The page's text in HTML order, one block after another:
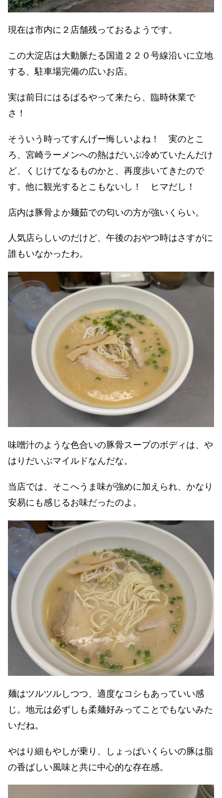
現在は市内に２店舗残っておるようです。
この大淀店は大動脈たる国道２２０号線沿いに立地
する、駐車場完備の広いお店。
実は前日にはるばるやって来たら、臨時休業で
さ！
そういう時ってすんげー悔しいよね！ 実のとこ
ろ、宮崎ラーメンへの熱はだいぶ冷めていたんだけ
ど、くじけてなるものかと、再度歩いてきたので
す。他に観光するとこもないし！ ヒマだし！
店内は豚骨よか麺茹での匂いの方が強いくらい。
人気店らしいのだけど、午後のおやつ時はさすがに
誰もいなかったわ。
味噌汁のような色合いの豚骨スープのボディは、や
はりだいぶマイルドなんだな。
当店では、そこへうま味が強めに加えられ、かなり
安易にも感じるお味だったのよ。
麺はツルツルしつつ、適度なコシもあっていい感
じ。地元は必ずしも柔麺好みってことでもないみた
いだね。
やはり細もやしが乗り、しょっぱいくらいの豚は脂
の香ばしい風味と共に中心的な存在感。